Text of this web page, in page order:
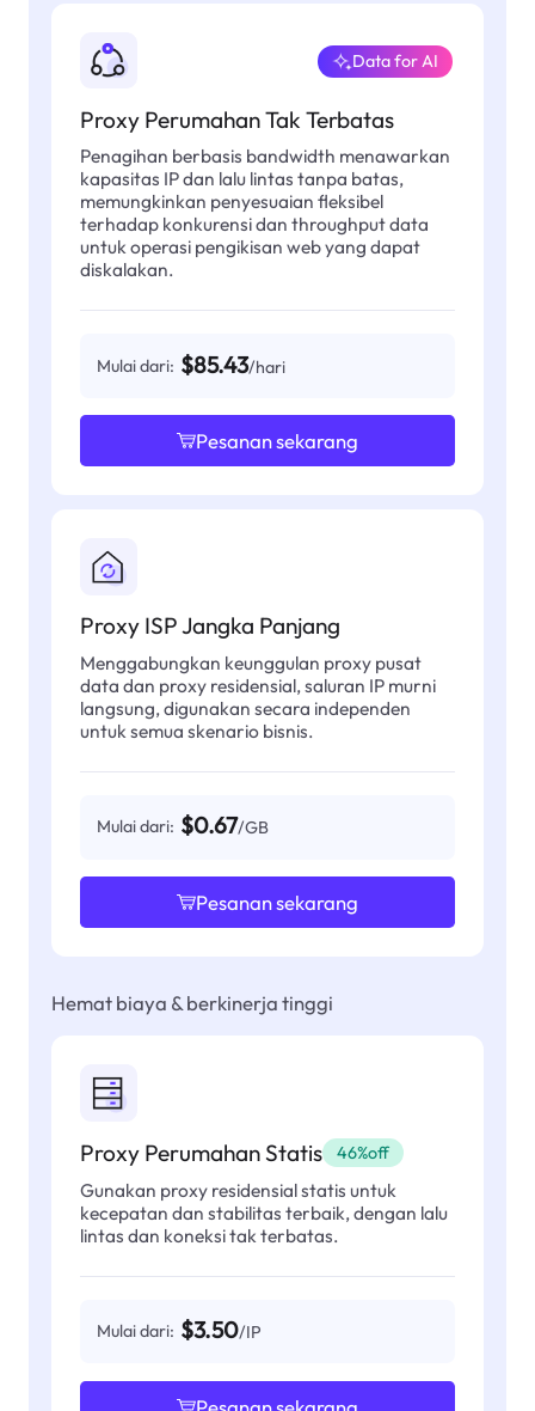
Proxy Perumahan Tak Terbatas
Data for AI
Penagihan berbasis bandwidth menawarkan
kapasitas IP dan lalu lintas tanpa batas,
memungkinkan penyesuaian fleksibel
terhadap konkurensi dan throughput data
untuk operasi pengikisan web yang dapat
diskalakan.
Mulai dari: $85.43/hari
Pesanan sekarang
Proxy ISP Jangka Panjang
Menggabungkan keunggulan proxy pusat
data dan proxy residensial, saluran IP murni
langsung, digunakan secara independen
untuk semua skenario bisnis.
Mulai dari: $0.67/GB
Pesanan sekarang
Hemat biaya & berkinerja tinggi
Proxy Perumahan Statis 46%off
Gunakan proxy residensial statis untuk
kecepatan dan stabilitas terbaik, dengan lalu
lintas dan koneksi tak terbatas.
Mulai dari: $3.50/IP